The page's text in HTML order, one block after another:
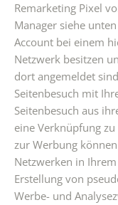
Remarketing Pixel
Manager siehe
Account bei einem
Netzwerk besitzen
dort angemeldet
Seitenbesuch mit
Seitenbesuch aus
eine Verknüpfung
zur Werbung
Netzwerken in
Erstellung von
Werbe- und